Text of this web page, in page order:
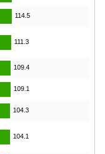
114.5
111.3
109.4
109.1
104.3
104.1